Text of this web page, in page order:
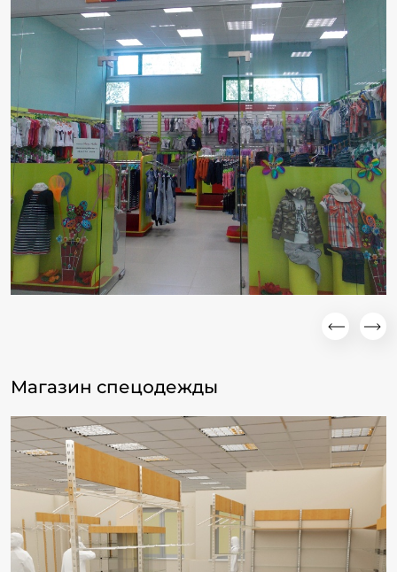
Магазин спецодежды